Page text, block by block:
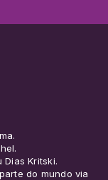
Kritski.
do mundo via